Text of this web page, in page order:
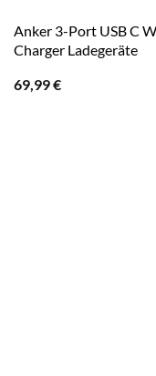
Anker 3-Port USB C
Charger Ladegeräte
69,99€